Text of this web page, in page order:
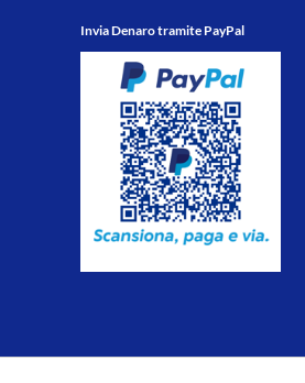
Invia Denaro tramite PayPal